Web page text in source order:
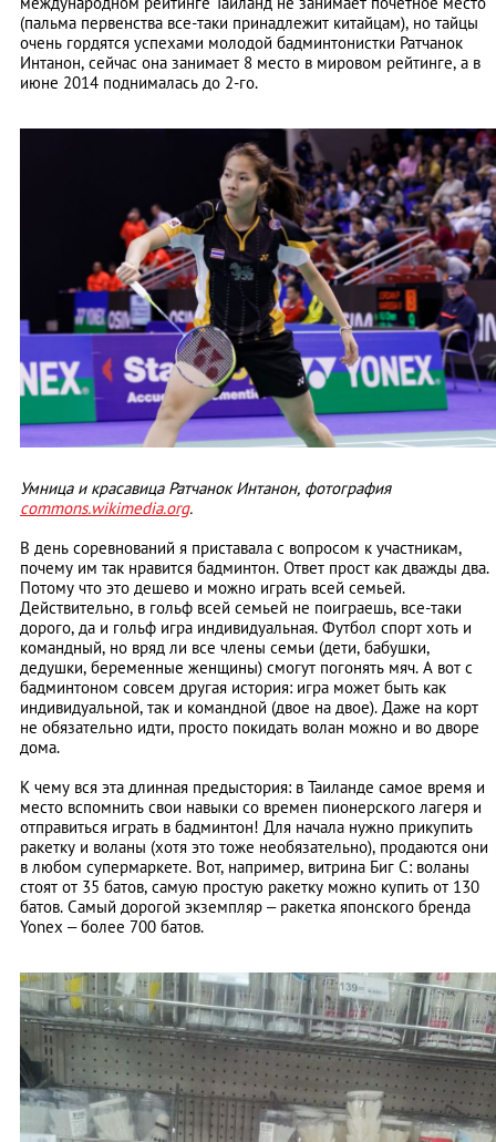
(пальма первенства все-таки принадлежит китайцам), но тайцы
очень гордятся успехами молодой бадминтонистки Ратчанок
Интанон, сейчас она занимает 8 место в мировом рейтинге, а в
июне 2014 поднималась до 2-го.
Умница и красавица Ратчанок Интанон, фотография
commons.wikimedia.org.
В день соревнований я приставала с вопросом к участникам,
почему им так нравится бадминтон. Ответ прост как дважды два.
Потому что это дешево и можно играть всей семьей.
Действительно, в гольф всей семьей не поиграешь, все-таки
дорого, да и гольф игра индивидуальная. Футбол спорт хоть и
командный, но вряд ли все члены семьи (дети, бабушки,
дедушки, беременные женщины) смогут погонять мяч. А вот с
бадминтоном совсем другая история: игра может быть как
индивидуальной, так и командной (двое на двое). Даже на корт
не обязательно идти, просто покидать волан можно и во дворе
дома.
К чему вся эта длинная предыстория: в Таиланде самое время и
место вспомнить свои навыки со времен пионерского лагеря и
отправиться играть в бадминтон! Для начала нужно прикупить
ракетку и воланы (хотя это тоже необязательно), продаются они
в любом супермаркете. Вот, например, витрина Биг С: воланы
стоят от 35 батов, самую простую ракетку можно купить от 130
батов. Самый дорогой экземпляр – ракетка японского бренда
Yonex – более 700 батов.